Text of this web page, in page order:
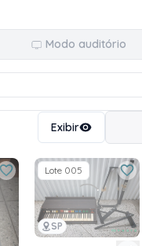
Modo auditório
Exibir
SP
Lote 005